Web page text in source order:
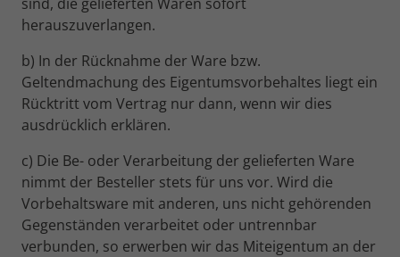
herauszuverlangen.
b) In der Rücknahme der Ware bzw.
Geltendmachung des Eigentumsvorbehaltes liegt ein
Rücktritt vom Vertrag nur dann, wenn wir dies
ausdrücklich erklären.
c) Die Be- oder Verarbeitung der gelieferten Ware
nimmt der Besteller stets für uns vor. Wird die
Vorbehaltsware mit anderen, uns nicht gehörenden
Gegenständen verarbeitet oder untrennbar
verbunden, so erwerben wir das Miteigentum an der